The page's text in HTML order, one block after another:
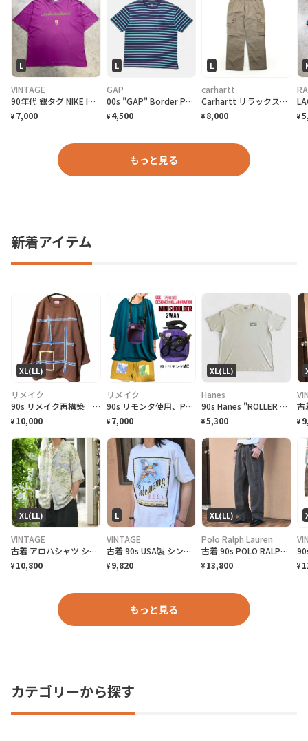
L
VINTAGE
90年代 銀タグ NIKE INTERNATIONAL ユーロナイキ インターナショナル プリントTシャツ メンズ2XL相当 古着 90s ヴィンテージ VINTAGE 銀タグ 地球儀 バックプリント ビッグサイズ 大きいサイズ 紫色
¥ 7,000
L
GAP
00s "GAP" Border Pocket T-Shirts ギャップ ボーダー ポケットTシャツ [L]
¥ 4,500
L
carhartt
Carhartt リラックスフィット リップストップ ダブルニー ワーク カーゴパンツ L ベージュ COTTON RIPSTOP RELAXED FIT DOUBLE-FRONT CARGO WORK PANT B342 DES
¥ 8,000 ¥
もっと見る
新着アイテム
XL(LL)
リメイク
90s リメイク再構築 ゆるだぼ リストスリーブ ギャラクシーアートスウェット
¥ 10,000
リメイク
90s リモンタ使用、PUフェードベルト、化繊テックコードベルトミニショルダー
¥ 7,000
XL(LL)
Hanes
90s Hanes "ROLLER FROG LIFEFORMS International" T-Shirt ライフフォームズ ローラーフロッグ Tシャツ [XL]
¥5,300 ¥
XL(LL)
VINTAGE
古着 アロハシャツ シルクシャツ レーヨンシャツ 柄シャツ 総柄シャツ
¥ 10,800
L
VINTAGE
古着 90s USA製 シングルステッチ ビール プロモーション Tシャツ
¥ 9,820
XL(LL)
Polo Ralph Lauren
古着 90s POLO RALPH LAUREN 先染め ブラックデニム デニム
¥ 13,800 ¥
もっと見る
カテゴリーから探す